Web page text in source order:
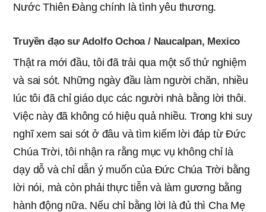
Nước Thiên Đàng chính là tình yêu thương.
Truyền đạo sư Adolfo Ochoa / Naucalpan, Mexico
Thật ra mới đầu, tôi đã trải qua một số thử nghiệm
và sai sót. Những ngày đầu làm người chăn, nhiều
lúc tôi đã chỉ giáo dục các người nhà bằng lời thôi.
Việc này đã không có hiệu quả nhiều. Trong khi suy
nghĩ xem sai sót ở đâu và tìm kiếm lời đáp từ Đức
Chúa Trời, tôi nhận ra rằng mục vụ không chỉ là
dạy dỗ và chỉ dẫn ý muốn của Đức Chúa Trời bằng
lời nói, mà còn phải thực tiễn và làm gương bằng
hành động nữa. Nếu chỉ bằng lời là đủ thì Cha Mẹ